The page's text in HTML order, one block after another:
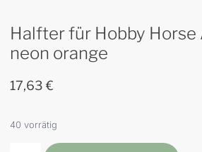
Halfter für Hobby Horse
neon orange
17,63€
40 vorrätig